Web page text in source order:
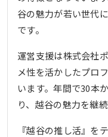
谷の魅力が若い世代
です。
運営支援は株式会社
メ性を活かしたプロ
います。年間で30本
り、越谷の魅力を継
『越谷の推し活』を